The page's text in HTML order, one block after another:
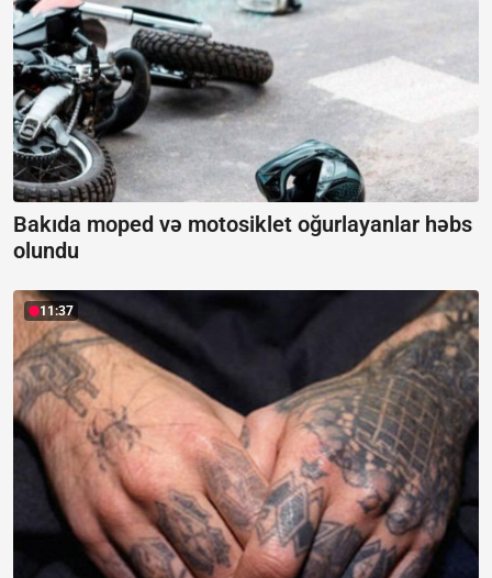
Bakıda moped və motosiklet oğurlayanlar həbs
olundu
11:37